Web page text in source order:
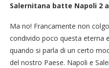
Salernitana batte Napoli 2 a
Ma no! Francamente non
condivido poco questa eterna
quando si parla di un certo
del nostro Paese. Napoli e